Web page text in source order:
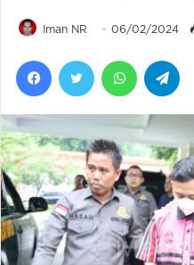
Iman NR 06/02/2024
FacebookTwitter WhatsApp